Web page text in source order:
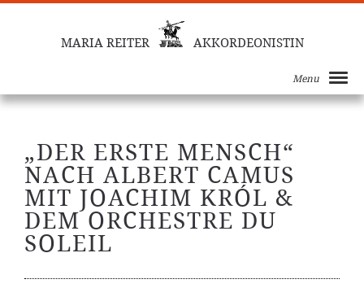
MARIA REITER AKKORDEONISTIN
Menu
„DER ERSTE MENSCH“
NACH ALBERT CAMUS
MIT JOACHIM KRÓL &
DEM ORCHESTRE DU
SOLEIL